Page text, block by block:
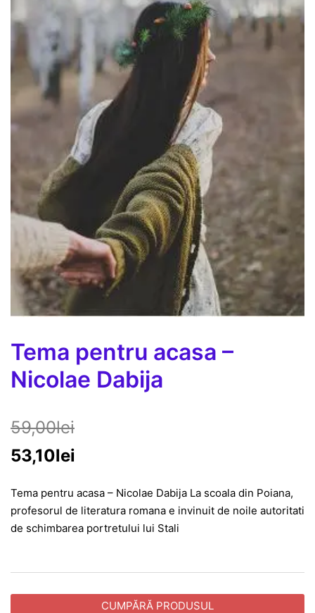
Tema pentru acasa –
Nicolae Dabija
59,00lei
53,10lei
Tema pentru acasa – Nicolae Dabija La scoala din Poiana,
profesorul de literatura romana e invinuit de noile autoritati
de schimbarea portretului lui Stali
CUMPĂRĂ PRODUSUL